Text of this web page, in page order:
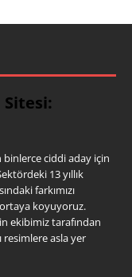
binlerce ciddi aday için
13 yıllık
farkımızı
koyuyoruz.
ekibimiz tarafından
resimlere asla yer